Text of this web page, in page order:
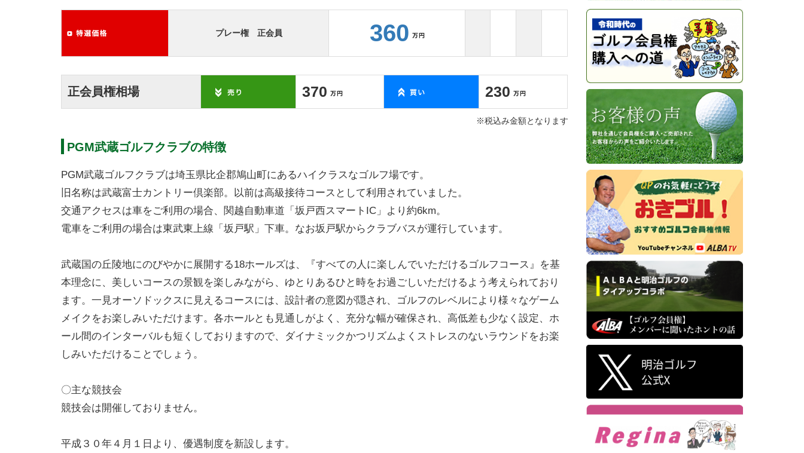
プレー権 正会員 360
正会員権相場 370 230
※税込み金額となります
PGM武蔵ゴルフクラブの特徴
PGM武蔵ゴルフクラブは埼玉県比企郡鳩山町にあるハイクラスなゴルフ場です。
旧名称は武蔵富士カントリー倶楽部。以前は高級接待コースとして利用されていました。
交通アクセスは車をご利用の場合、関越自動車道「坂戸西スマートIC」より約6km。
電車をご利用の場合は東武東上線「坂戸駅」下車。なお坂戸駅からクラブバスが運行しています。
武蔵国の丘陵地にのびやかに展開する18ホールズは、『すべての人に楽しんでいただけるゴルフコース』を基
本理念に、美しいコースの景観を楽しみながら、ゆとりあるひと時をお過ごしいただけるよう考えられており
ます。一見オーソドックスに見えるコースには、設計者の意図が隠され、ゴルフのレベルにより様々なゲーム
メイクをお楽しみいただけます。各ホールとも見通しがよく、充分な幅が確保され、高低差も少なく設定、ホ
ール間のインターバルも短くしておりますので、ダイナミックかつリズムよくストレスのないラウンドをお楽
しみいただけることでしょう。
〇主な競技会
競技会は開催しておりません。
平成３０年４月１日より、優遇制度を新設します。